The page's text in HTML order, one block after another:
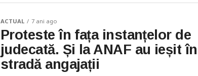
ACTUAL 7 ani ago
Proteste în fața instanțelor de
judecată. Și la ANAF au ieșit în
stradă angajații